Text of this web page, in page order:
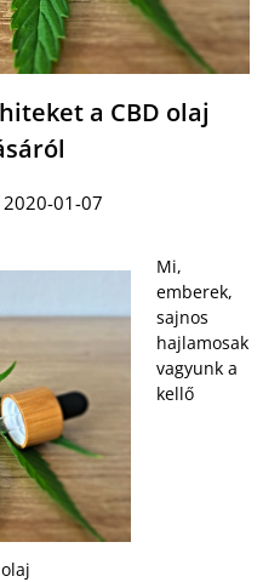
a CBD olaj
2020-01-07
Mi,
emberek,
sajnos
hajlamosak
vagyunk a
kellő